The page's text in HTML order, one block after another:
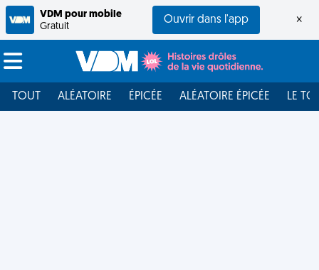
VDM pour mobile
Gratuit
Ouvrir dans l'app ×
TOUT ALÉATOIRE ÉPICÉE ALÉATOIRE ÉPICÉE LE